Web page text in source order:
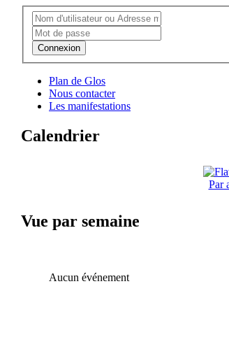
Connexion
Plan de Glos
Nous contacter
Les manifestations
Calendrier
Par
Vue par semaine
Aucun événement